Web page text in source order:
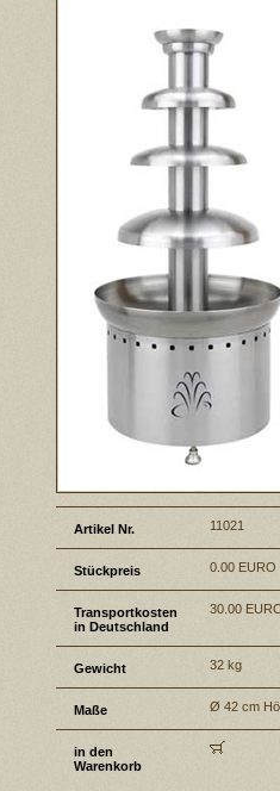
Artikel Nr. 11021
Stückpreis 0.00 EURO
Transportkosten
in Deutschland
30.00
Gewicht 32 kg
Maße Ø 42 cm
in den
Warenkorb